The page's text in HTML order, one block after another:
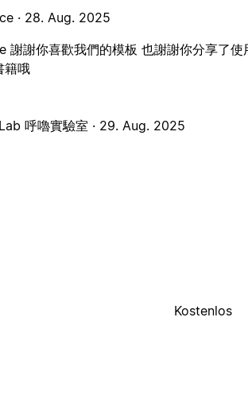
· 28. Aug. 2025
謝謝你喜歡我們的模板 也謝謝你分享了
籍哦
呼嚕實驗室 · 29. Aug. 2025
Kostenlos